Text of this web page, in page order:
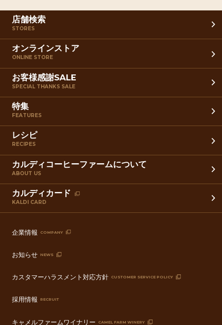
店舗検索
STORES
オンラインストア
ONLINE STORE
お客様感謝SALE
SPECIAL THANKS SALE
特集
FEATURES
レシピ
RECIPES
カルディコーヒーファームについて
ABOUT US
カルディカード
KALDI CARD
企業情報 COMPANY
お知らせ NEWS
カスタマーハラスメント対応方針 CUSTOMER SERVICE POLICY
採用情報 RECRUIT
キャメルファームワイナリー CAMEL FARM WINERY